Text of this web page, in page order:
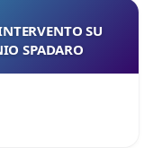
SU
SPADARO